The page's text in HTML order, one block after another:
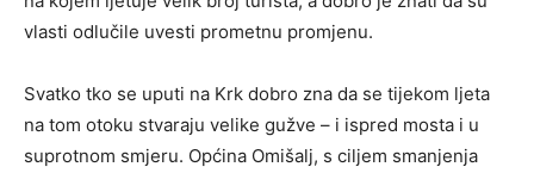
vlasti odlučile uvesti prometnu promjenu.
Svatko tko se uputi na Krk dobro zna da se tijekom ljeta
na tom otoku stvaraju velike gužve – i ispred mosta i u
suprotnom smjeru. Općina Omišalj, s ciljem smanjenja